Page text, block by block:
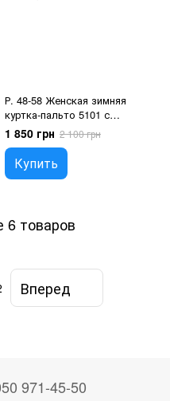
Р. 48-58 Женская зимняя
куртка-пальто 5101 с
капюшоном больших
размеров Черный, 56/58
1 850 грн 2 100 грн
Купить
6 товаров
Вперед
971-45-50